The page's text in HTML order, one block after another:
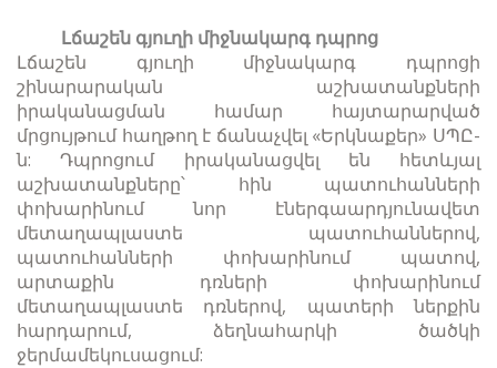
Լճաշեն գյուղի միջնակարգ դպրոց
Լճաշեն գյուղի միջնակարգ դպրոցի
շինարարական աշխատանքների
իրականացման համար հայտարարված
մրցույթում հաղթող է ճանաչվել «Երկնաքեր» ՍՊԸ-
ն: Դպրոցում իրականացվել են հետևյալ
աշխատանքները՝ հին պատուհանների
փոխարինում նոր էներգաարդյունավետ
մետաղապլաստե պատուհաններով,
պատուհանների փոխարինում պատով,
արտաքին դռների փոխարինում
մետաղապլաստե դռներով, պատերի ներքին
հարդարում, ձեղնահարկի ծածկի
ջերմամեկուսացում: